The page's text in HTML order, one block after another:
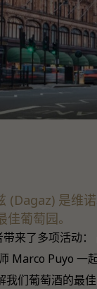
(Dagaz) 是维
葡萄园。
来了多项活动：
Marco Puyo 一
们葡萄酒的最佳